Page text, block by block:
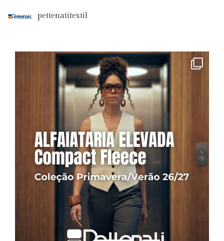
pettenatitextil